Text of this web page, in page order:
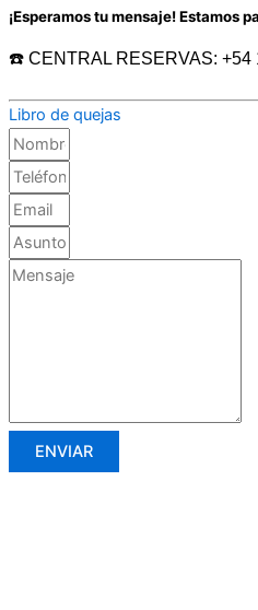
¡Esperamos tu mensaje! Estamos
☎️ CENTRAL RESERVAS: +54
Libro de quejas
ENVIAR